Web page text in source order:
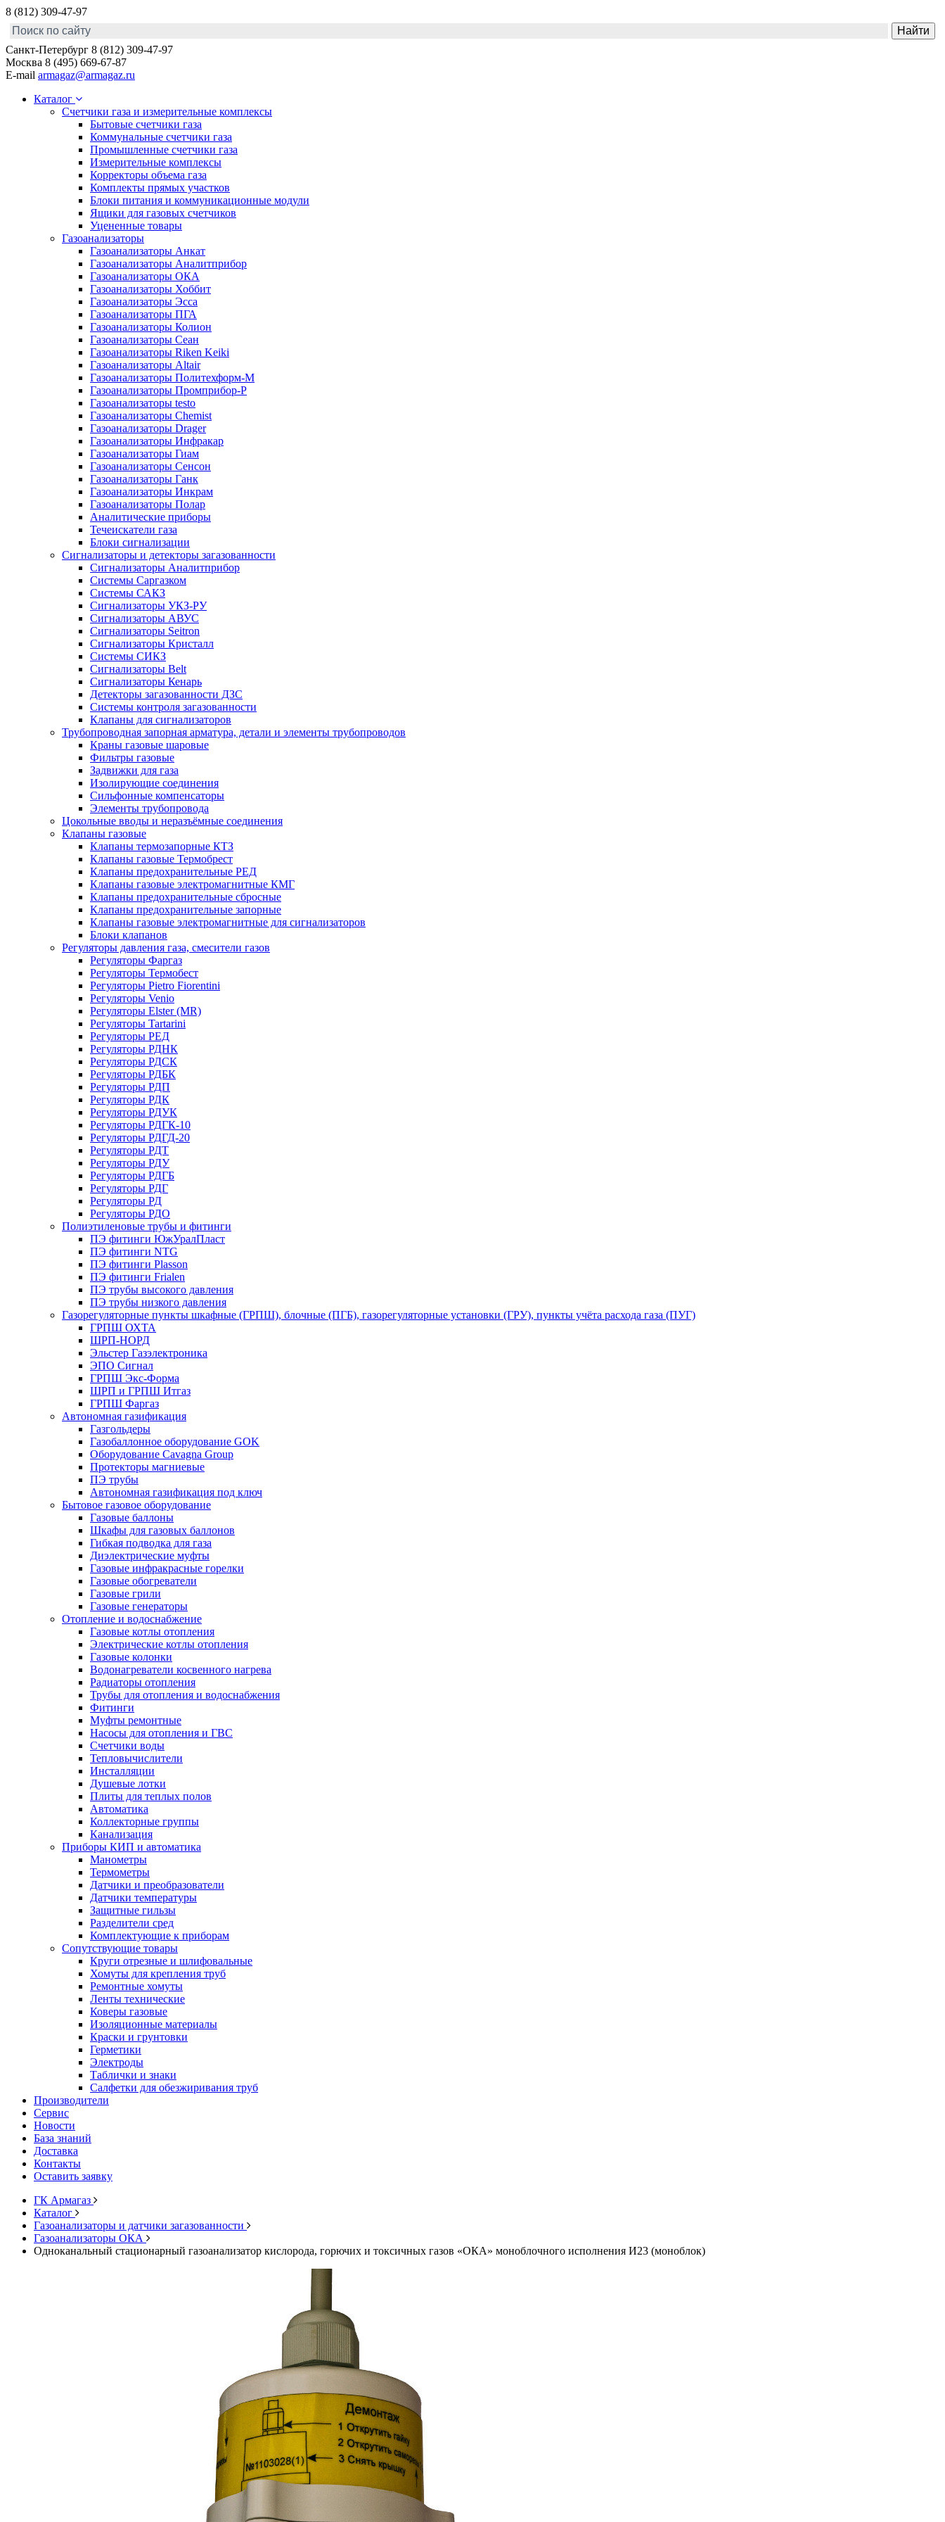
8 (812) 309-47-97
Санкт-Петербург 8 (812) 309-47-97
Москва 8 (495) 669-67-87
E-mail armagaz@armagaz.ru
Каталог
Счетчики газа и измерительные комплексы
Бытовые счетчики газа
Коммунальные счетчики газа
Промышленные счетчики газа
Измерительные комплексы
Корректоры объема газа
Комплекты прямых участков
Блоки питания и коммуникационные модули
Ящики для газовых счетчиков
Уцененные товары
Газоанализаторы
Газоанализаторы Анкат
Газоанализаторы Аналитприбор
Газоанализаторы ОКА
Газоанализаторы Хоббит
Газоанализаторы Эсса
Газоанализаторы ПГА
Газоанализаторы Колион
Газоанализаторы Сеан
Газоанализаторы Riken Keiki
Газоанализаторы Altair
Газоанализаторы Политехформ-М
Газоанализаторы Промприбор-Р
Газоанализаторы testo
Газоанализаторы Chemist
Газоанализаторы Drager
Газоанализаторы Инфракар
Газоанализаторы Гиам
Газоанализаторы Сенсон
Газоанализаторы Ганк
Газоанализаторы Инкрам
Газоанализаторы Полар
Аналитические приборы
Течеискатели газа
Блоки сигнализации
Сигнализаторы и детекторы загазованности
Сигнализаторы Аналитприбор
Системы Саргазком
Системы САКЗ
Сигнализаторы УКЗ-РУ
Сигнализаторы АВУС
Сигнализаторы Seitron
Сигнализаторы Кристалл
Системы СИКЗ
Сигнализаторы Belt
Сигнализаторы Кенарь
Детекторы загазованности ДЗС
Системы контроля загазованности
Клапаны для сигнализаторов
Трубопроводная запорная арматура, детали и элементы трубопроводов
Краны газовые шаровые
Фильтры газовые
Задвижки для газа
Изолирующие соединения
Сильфонные компенсаторы
Элементы трубопровода
Цокольные вводы и неразъёмные соединения
Клапаны газовые
Клапаны термозапорные КТЗ
Клапаны газовые Термобрест
Клапаны предохранительные РЕД
Клапаны газовые электромагнитные КМГ
Клапаны предохранительные сбросные
Клапаны предохранительные запорные
Клапаны газовые электромагнитные для сигнализаторов
Блоки клапанов
Регуляторы давления газа, смесители газов
Регуляторы Фаргаз
Регуляторы Термобест
Регуляторы Pietro Fiorentini
Регуляторы Venio
Регуляторы Elster (MR)
Регуляторы Tartarini
Регуляторы РЕД
Регуляторы РДНК
Регуляторы РДСК
Регуляторы РДБК
Регуляторы РДП
Регуляторы РДК
Регуляторы РДУК
Регуляторы РДГК-10
Регуляторы РДГД-20
Регуляторы РДТ
Регуляторы РДУ
Регуляторы РДГБ
Регуляторы РДГ
Регуляторы РД
Регуляторы РДО
Полиэтиленовые трубы и фитинги
ПЭ фитинги ЮжУралПласт
ПЭ фитинги NTG
ПЭ фитинги Plasson
ПЭ фитинги Frialen
ПЭ трубы высокого давления
ПЭ трубы низкого давления
Газорегуляторные пункты шкафные (ГРПШ), блочные (ПГБ), газорегуляторные установки (ГРУ), пункты учёта расхода газа (ПУГ)
ГРПШ ОХТА
ШРП-НОРД
Эльстер Газэлектроника
ЭПО Сигнал
ГРПШ Экс-Форма
ШРП и ГРПШ Итгаз
ГРПШ Фаргаз
Автономная газификация
Газгольдеры
Газобаллонное оборудование GOK
Оборудование Cavagna Group
Протекторы магниевые
ПЭ трубы
Автономная газификация под ключ
Бытовое газовое оборудование
Газовые баллоны
Шкафы для газовых баллонов
Гибкая подводка для газа
Диэлектрические муфты
Газовые инфракрасные горелки
Газовые обогреватели
Газовые грили
Газовые генераторы
Отопление и водоснабжение
Газовые котлы отопления
Электрические котлы отопления
Газовые колонки
Водонагреватели косвенного нагрева
Радиаторы отопления
Трубы для отопления и водоснабжения
Фитинги
Муфты ремонтные
Насосы для отопления и ГВС
Счетчики воды
Тепловычислители
Инсталляции
Душевые лотки
Плиты для теплых полов
Автоматика
Коллекторные группы
Канализация
Приборы КИП и автоматика
Манометры
Термометры
Датчики и преобразователи
Датчики температуры
Защитные гильзы
Разделители сред
Комплектующие к приборам
Сопутствующие товары
Круги отрезные и шлифовальные
Хомуты для крепления труб
Ремонтные хомуты
Ленты технические
Коверы газовые
Изоляционные материалы
Краски и грунтовки
Герметики
Электроды
Таблички и знаки
Салфетки для обезжиривания труб
Производители
Сервис
Новости
База знаний
Доставка
Контакты
Оставить заявку
ГК Армагаз
Каталог
Газоанализаторы и датчики загазованности
Газоанализаторы ОКА
Одноканальный стационарный газоанализатор кислорода, горючих и токсичных газов «ОКА» моноблочного исполнения И23 (моноблок)